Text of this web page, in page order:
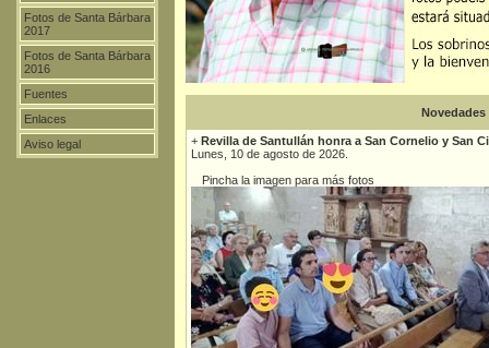
Fotos de Santa Bárbara
2017
Fotos de Santa Bárbara
2016
Fuentes
Enlaces
Aviso legal
Novedades
+ Revilla de Santullán honra a San Cornelio y San
Lunes, 10 de agosto de 2026.
Pincha la imagen para más fotos